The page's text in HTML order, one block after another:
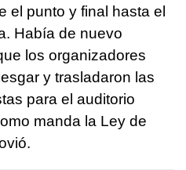
el punto y final hasta el
Había de nuevo
los organizadores
y trasladaron las
para el auditorio
manda la Ley de